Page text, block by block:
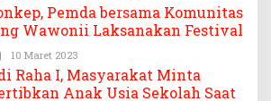
E
H
G
A
S
Pemda bersama Komunitas
Wawonii Laksanakan Festival
| 10 Maret 2023
L
E
H
Raha I, Masyarakat Minta
Anak Usia Sekolah Saat